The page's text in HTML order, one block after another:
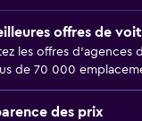
offres de
les offres d’agences
de 70 000
des prix